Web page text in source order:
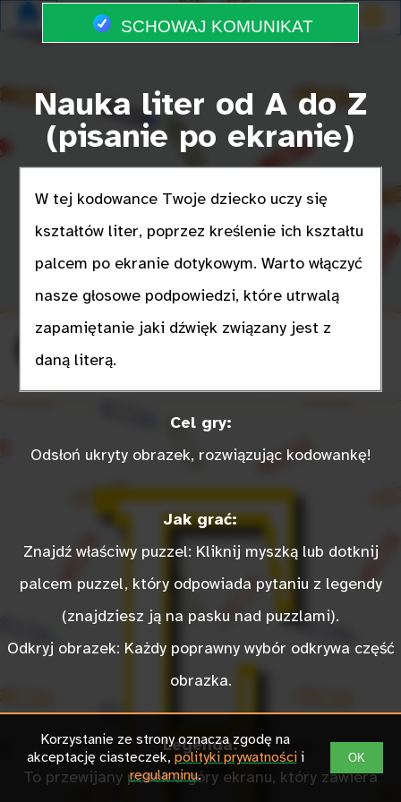
SCHOWAJ KOMUNIKAT
Nauka liter od A do Z
(pisanie po ekranie)
W tej kodowance Twoje dziecko uczy się
kształtów liter, poprzez kreślenie ich kształtu
palcem po ekranie dotykowym. Warto włączyć
nasze głosowe podpowiedzi, które utrwalą
zapamiętanie jaki dźwięk związany jest z
daną literą.
Cel gry:
Odsłoń ukryty obrazek, rozwiązując kodowankę!
Jak grać:
Znajdź właściwy puzzel: Kliknij myszką lub dotknij
palcem puzzel, który odpowiada pytaniu z legendy
(znajdziesz ją na pasku nad puzzlami).
Odkryj obrazek: Każdy poprawny wybór odkrywa część
obrazka.
Legenda:
To przewijany pasek u góry ekranu, który zawiera
🔇
Prowadź palcem
po literce :-)
Korzystanie ze strony oznacza zgodę na
akceptację ciasteczek, polityki prywatnościi
regulaminu.
OK